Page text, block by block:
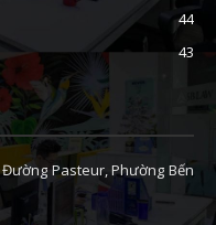
44
43
Pasteur, Phường Bến